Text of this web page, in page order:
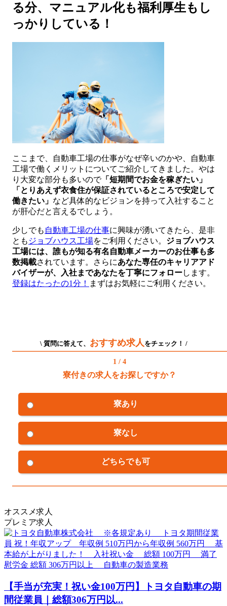
る分、マニュアル化も福利厚生もし
っかりしている！
ここまで、自動車工場の仕事がなぜ辛いのかや、自動車
工場で働くメリットについてご紹介してきました。やは
り大変な部分も多いので「短期間でお金を稼ぎたい」
「とりあえず衣食住が保証されているところで安定して
働きたい」 など具体的なビジョンを持って入社すること
が肝心だと言えるでしょう。
少しでも 自動車工場の仕事に興味が湧いてきたら、是非
とも ジョブハウス工場をご利用ください。 ジョブハウス
工場には、誰もが知る有名自動車メーカーのお仕事も多
数掲載されています。さらにあなた専任のキャリアアド
バイザーが、入社まであなたを丁寧にフォローします。
登録はたったの1分！ まずはお気軽にご利用ください。
\ 質問に答えて、 おすすめ求人をチェック！ /
1 / 4
寮付きの求人をお探しですか？
寮あり
寮なし
どちらでも可
オススメ求人
プレミア求人
【手当が充実！祝い金100万円】トヨタ自動車の期
間従業員｜総額306万円以...